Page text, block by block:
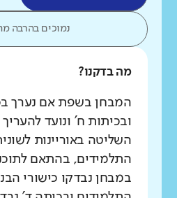
נמוכים בהרבה
מה בדקנו?
המבחן בשפת אם נערך
ובכיתות ח' ונועד
השליטה באוריינות
התלמידים, בהתאם
במבחן נבדקו כישורי